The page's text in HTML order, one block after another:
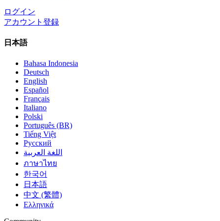
ログイン
アカウント登録
日本語
Bahasa Indonesia
Deutsch
English
Español
Français
Italiano
Polski
Português (BR)
Tiếng Việt
Русский
اللغة العربية
ภาษาไทย
한국어
日本語
中文 (繁體)
Ελληνικά